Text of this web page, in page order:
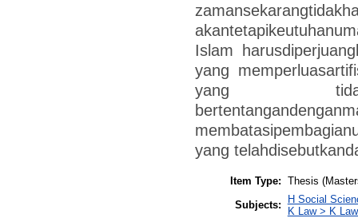
Islam
yang
yang
yang
Item Type: Thesis
Subjects:
H Social
K Law > K